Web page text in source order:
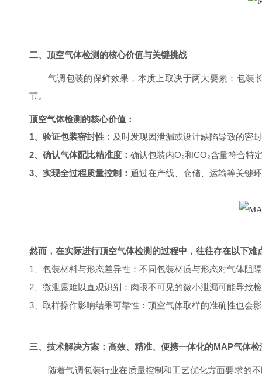
二、顶空气体检测的核心价值与关键挑战
气调包装的保鲜效果，本质上取决于两大要素：包装
节。
顶空气体检测的核心价值：
1、验证包装密封性： 及时发现因泄漏或设计缺陷导致的密
2、确认气体配比精准度： 确认包装内O₂和CO₂含量符合特
3、实现全过程质量控制： 通过在产线、仓储、运输等关键
然而，在实际进行顶空气体检测的过程中，往往存在以下难
1、包装材料与形态差异性：不同包装材质与形态对气体阻
2、微泄露难以直观识别：肉眼不可见的微小泄漏可能导致
3、取样操作影响结果可靠性：顶空气体取样的准确性也会
三、技术解决方案：高效、精准、便携一体化的MAP气体检
随着气调包装行业在质量控制和工艺优化方面要求的